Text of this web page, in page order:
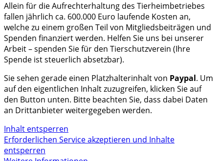
Allein für die Aufrechterhaltung des Tierheimbetriebes
fallen jährlich ca. 600.000 Euro laufende Kosten an,
welche zu einem großen Teil von Mitgliedsbeiträgen und
Spenden finanziert werden. Helfen Sie uns bei unserer
Arbeit – spenden Sie für den Tierschutzverein (Ihre
Spende ist steuerlich absetzbar).
Sie sehen gerade einen Platzhalterinhalt von Paypal. Um
auf den eigentlichen Inhalt zuzugreifen, klicken Sie auf
den Button unten. Bitte beachten Sie, dass dabei Daten
an Drittanbieter weitergegeben werden.
Inhalt entsperren
Erforderlichen Service akzeptieren und Inhalte
entsperren